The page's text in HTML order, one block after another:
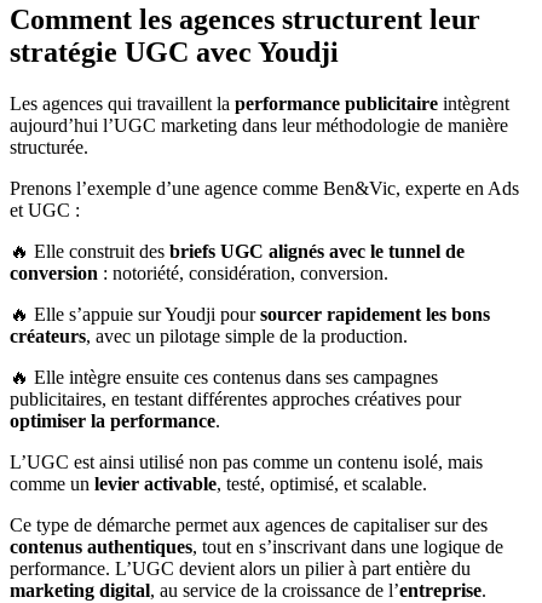
Comment les agences structurent leur
stratégie UGC avec Youdji
Les agences qui travaillent la performance publicitaire intègrent
aujourd’hui l’UGC marketing dans leur méthodologie de manière
structurée.
Prenons l’exemple d’une agence comme Ben&Vic, experte en Ads
et UGC :
🔥 Elle construit des briefs UGC alignés avec le tunnel de
conversion : notoriété, considération, conversion.
🔥 Elle s’appuie sur Youdji poursourcer rapidement les bons
créateurs, avec un pilotage simple de la production.
🔥 Elle intègre ensuite ces contenus dans ses campagnes
publicitaires, en testant différentes approches créatives pour
optimiser la performance.
L’UGC est ainsi utilisé non pas comme un contenu isolé, mais
comme un levier activable, testé, optimisé, et scalable.
Ce type de démarche permet aux agences de capitaliser sur des
contenus authentiques, tout en s’inscrivant dans une logique de
performance. L’UGC devient alors un pilier à part entière du
marketing digital, au service de la croissance de l’entreprise.